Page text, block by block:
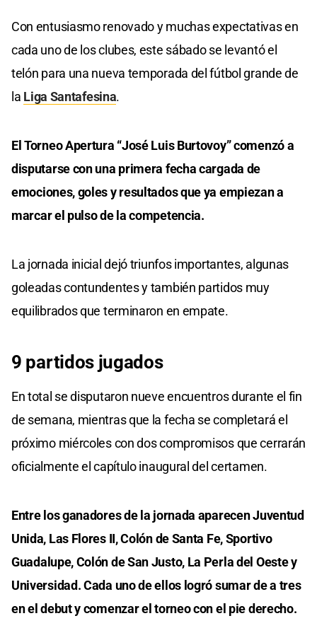
Con entusiasmo renovado y muchas expectativas en
cada uno de los clubes, este sábado se levantó el
telón para una nueva temporada del fútbol grande de
la Liga Santafesina.
El Torneo Apertura “José Luis Burtovoy” comenzó a
disputarse con una primera fecha cargada de
emociones, goles y resultados que ya empiezan a
marcar el pulso de la competencia.
La jornada inicial dejó triunfos importantes, algunas
goleadas contundentes y también partidos muy
equilibrados que terminaron en empate.
9 partidos jugados
En total se disputaron nueve encuentros durante el fin
de semana, mientras que la fecha se completará el
próximo miércoles con dos compromisos que cerrarán
oficialmente el capítulo inaugural del certamen.
Entre los ganadores de la jornada aparecen Juventud
Unida, Las Flores II, Colón de Santa Fe, Sportivo
Guadalupe, Colón de San Justo, La Perla del Oeste y
Universidad. Cada uno de ellos logró sumar de a tres
en el debut y comenzar el torneo con el pie derecho.